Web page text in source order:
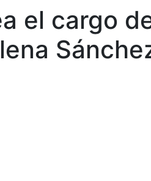
el cargo